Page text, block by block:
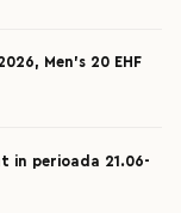
Men’s 20 EHF
in perioada 21.06-